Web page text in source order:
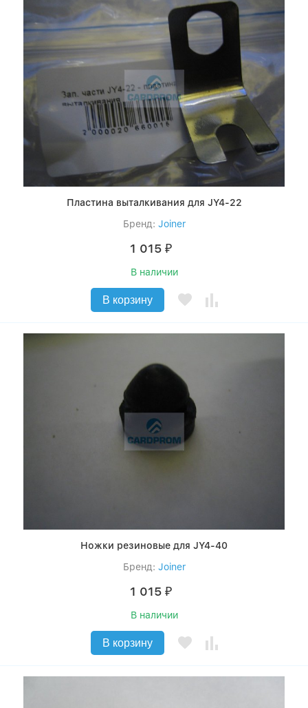
Пластина выталкивания для JY4-22
Бренд: Joiner
1 015 ₽
В наличии
В корзину
Ножки резиновые для JY4-40
Бренд: Joiner
1 015 ₽
В наличии
В корзину